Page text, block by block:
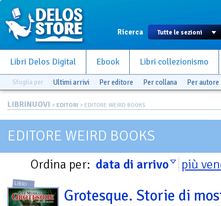
Ricerca
Libri Delos Digital Ebook Libri collezionismo
Sfoglia per Ultimi arrivi Per editore Per collana Per autore
LIBRINUOVI > EDITORI > EDITORE WEIRD BOOKS
EDITORE WEIRD BOOKS
Ordina per: data di arrivo più
LIBRI
Grotesque. Storie di